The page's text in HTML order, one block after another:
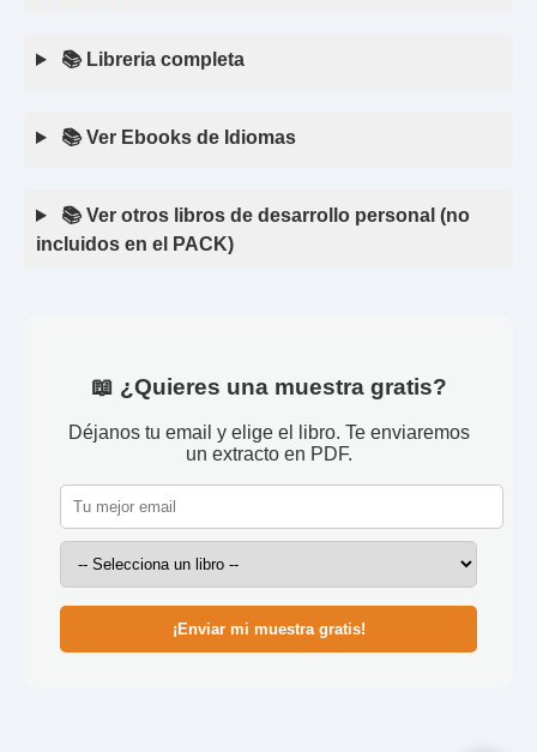
📚 Libreria completa
📚 Ver Ebooks de Idiomas
📚 Ver otros libros de desarrollo personal (no
incluidos en el PACK)
📖 ¿Quieres una muestra gratis?
Déjanos tu email y elige el libro. Te enviaremos
un extracto en PDF.
¡Enviar mi muestra gratis!